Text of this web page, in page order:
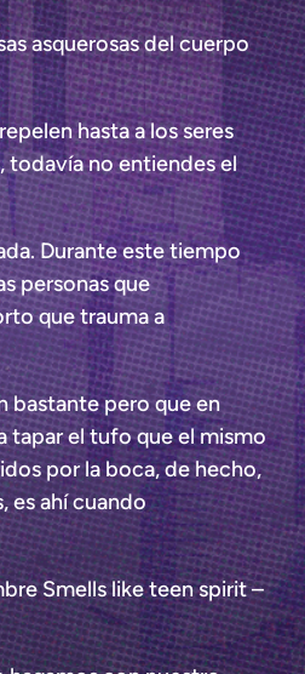
asquerosas del cuerpo
hasta a los seres
todavía no entiendes el
Durante este tiempo
personas que
que trauma a
bastante pero que en
tapar el tufo que el mismo
por la boca, de hecho,
es ahí cuando
Smells like teen spirit –